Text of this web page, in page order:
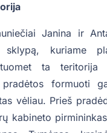
Janina ir
kuriame
ta teritorija
formuoti
vėliau. Prieš
kabineto